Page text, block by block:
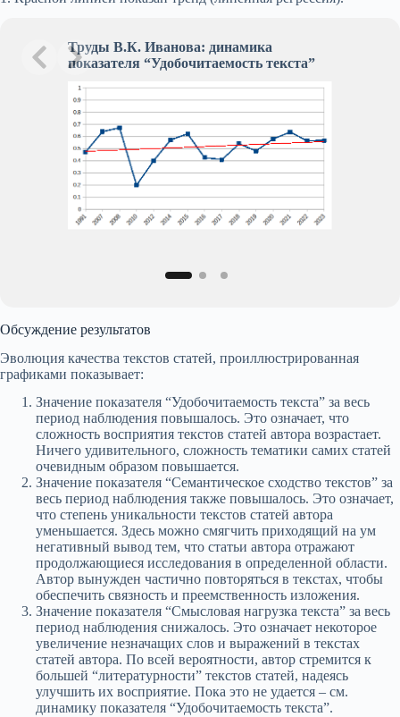
Труды В.К. Иванова: динамика
показателя “Удобочитаемость текста”
Обсуждение результатов
Эволюция качества текстов статей, проиллюстрированная
графиками показывает:
Значение показателя “Удобочитаемость текста” за весь
период наблюдения повышалось. Это означает, что
сложность восприятия текстов статей автора возрастает.
Ничего удивительного, сложность тематики самих статей
очевидным образом повышается.
Значение показателя “Семантическое сходство текстов” за
весь период наблюдения также повышалось. Это означает,
что степень уникальности текстов статей автора
уменьшается. Здесь можно смягчить приходящий на ум
негативный вывод тем, что статьи автора отражают
продолжающиеся исследования в определенной области.
Автор вынужден частично повторяться в текстах, чтобы
обеспечить связность и преемственность изложения.
Значение показателя “Смысловая нагрузка текста” за весь
период наблюдения снижалось. Это означает некоторое
увеличение незначащих слов и выражений в текстах
статей автора. По всей вероятности, автор стремится к
большей “литературности” текстов статей, надеясь
улучшить их восприятие. Пока это не удается – см.
динамику показателя “Удобочитаемость текста”.